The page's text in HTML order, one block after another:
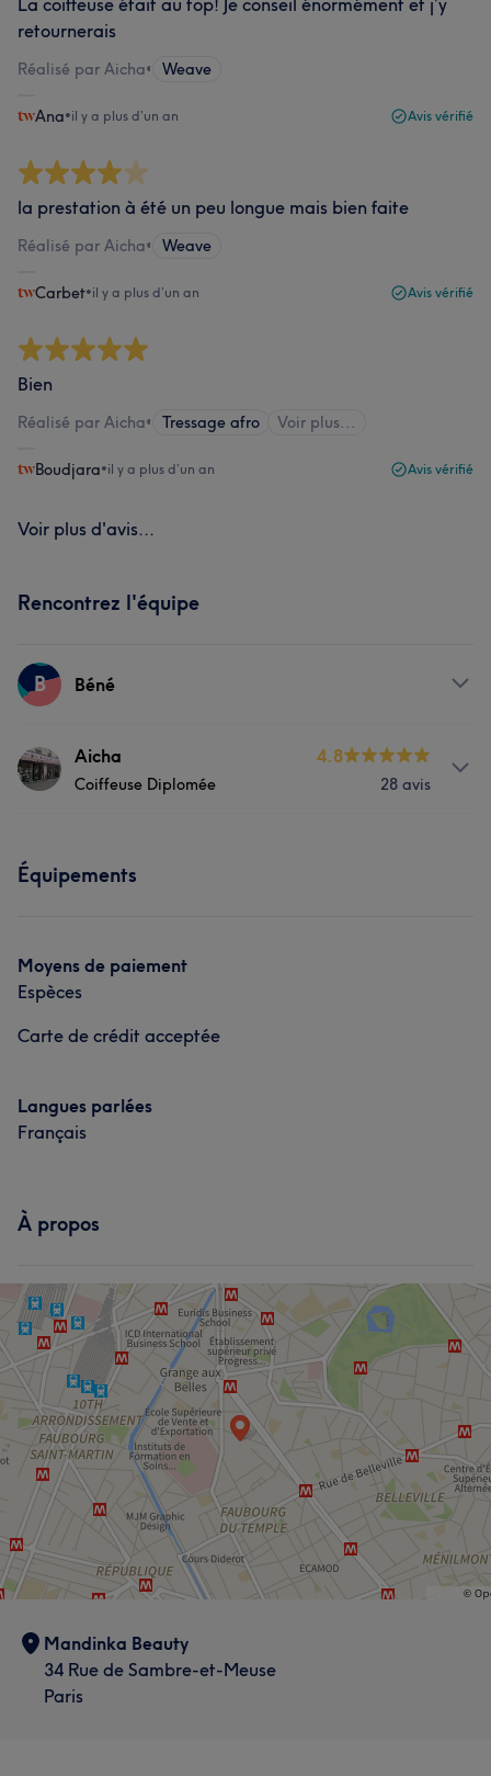
La coiffeuse était au top! Je conseil énormément et j’y
retournerais
Réalisé par Aicha• Weave
Ana•il y a plus d’un an Avis vérifié
la prestation à été un peu longue mais bien faite
Réalisé par Aicha• Weave
Carbet•il y a plus d’un an Avis vérifié
Bien
Réalisé par Aicha• Tressage afro Voir plus...
Boudjara•il y a plus d’un an Avis vérifié
Voir plus d'avis...
Rencontrez l'équipe
B Béné
Prestations
Aicha
Coiffeuse Diplomée
4.8
28 avis
Salon de coiffure Multi-Ethnique *Lissages,
Prestations
Visage Coiffure
Portfolio
Équipements
Moyens de paiement
Espèces
Carte de crédit acceptée
Langues parlées
Français
À propos
Mandinka Beauty
34 Rue de Sambre-et-Meuse
Paris